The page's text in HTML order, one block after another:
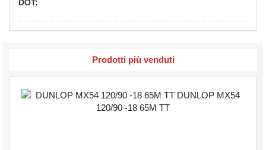
DOT:
Prodotti più venduti